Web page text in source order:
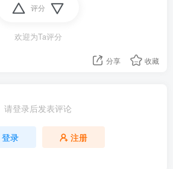
评分
欢迎为Ta评分
分享 收藏
请登录后发表评论
登录 注册